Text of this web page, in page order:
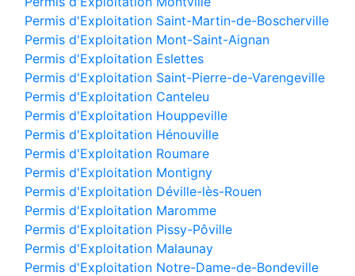
Permis d'Exploitation Saint-Martin-de-Boscherville
Permis d'Exploitation Mont-Saint-Aignan
Permis d'Exploitation Eslettes
Permis d'Exploitation Saint-Pierre-de-Varengeville
Permis d'Exploitation Canteleu
Permis d'Exploitation Houppeville
Permis d'Exploitation Hénouville
Permis d'Exploitation Roumare
Permis d'Exploitation Montigny
Permis d'Exploitation Déville-lès-Rouen
Permis d'Exploitation Maromme
Permis d'Exploitation Pissy-Pôville
Permis d'Exploitation Malaunay
Permis d'Exploitation Notre-Dame-de-Bondeville